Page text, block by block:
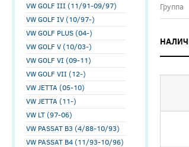
VW GOLF III (11/91-09/97)
VW GOLF IV (10/97-)
VW GOLF PLUS (04-)
VW GOLF V (10/03-)
VW GOLF VI (09-11)
VW GOLF VII (12-)
VW JETTA (05-10)
VW JETTA (11-)
VW LT (97-06)
VW PASSAT B3 (4/88-10/93)
VW PASSAT B4 (11/93-10/96)
Группа